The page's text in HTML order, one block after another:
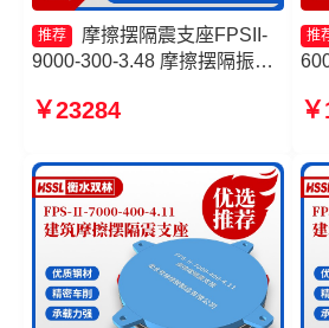
推荐
摩擦摆隔震支座FPSII-
9000-300-3.48 摩擦摆隔振支
摩擦摆式隔震支座源头工厂
￥23284
推
摆